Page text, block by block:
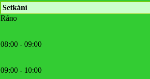
Setkání
Ráno
08:00 - 09:00
09:00 - 10:00